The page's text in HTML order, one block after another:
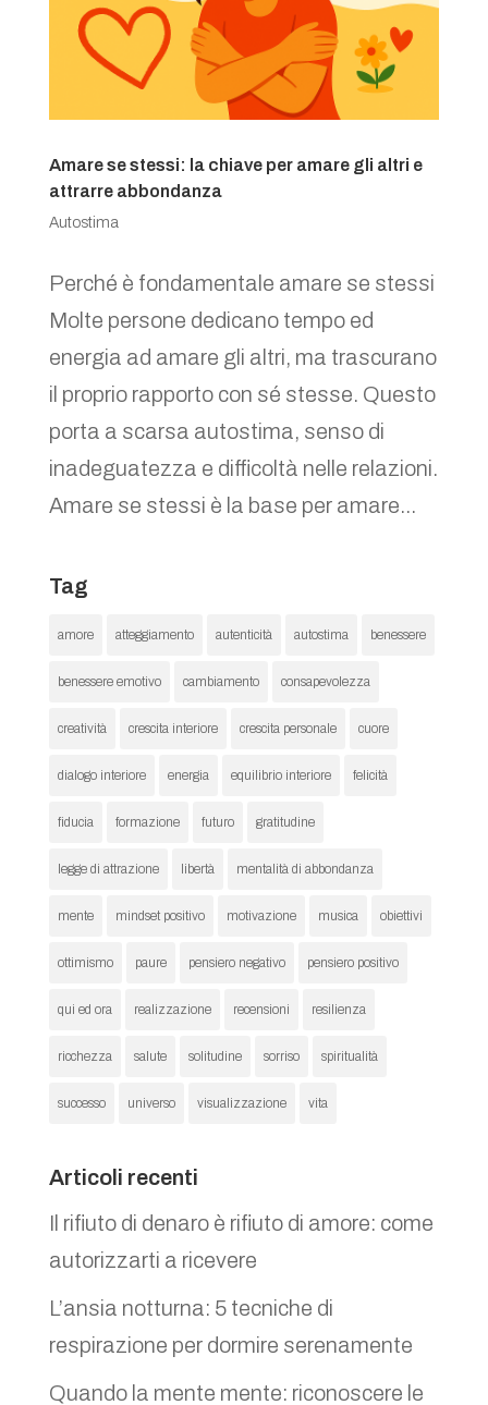
Amare se stessi: la chiave per amare gli altri e
attrarre abbondanza
Autostima
Perché è fondamentale amare se stessi
Molte persone dedicano tempo ed
energia ad amare gli altri, ma trascurano
il proprio rapporto con sé stesse. Questo
porta a scarsa autostima, senso di
inadeguatezza e difficoltà nelle relazioni.
Amare se stessi è la base per amare...
Tag
amore atteggiamento autenticità autostima benessere
benessere emotivo cambiamento consapevolezza
creatività crescita interiore crescita personale cuore
dialogo interiore energia equilibrio interiore felicità
fiducia formazione futuro gratitudine
legge di attrazione libertà mentalità di abbondanza
mente mindset positivo motivazione musica obiettivi
ottimismo paure pensiero negativo pensiero positivo
qui ed ora realizzazione recensioni resilienza
ricchezza salute solitudine sorriso spiritualità
successo universo visualizzazione vita
Articoli recenti
Il rifiuto di denaro è rifiuto di amore: come
autorizzarti a ricevere
L’ansia notturna: 5 tecniche di
respirazione per dormire serenamente
Quando la mente mente: riconoscere le